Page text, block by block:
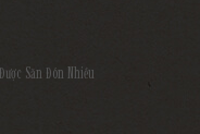
Săn Đón Nhiều